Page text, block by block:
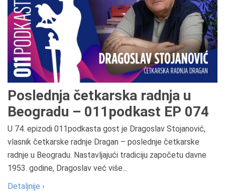
Poslednja četkarska radnja u
Beogradu – 011podkast EP 074
U 74. epizodi 011podkasta gost je Dragoslav Stojanović,
vlasnik četkarske radnje Dragan – poslednje četkarske
radnje u Beogradu. Nastavljajući tradiciju započetu davne
1953. godine, Dragoslav već više...
Detaljnije ›